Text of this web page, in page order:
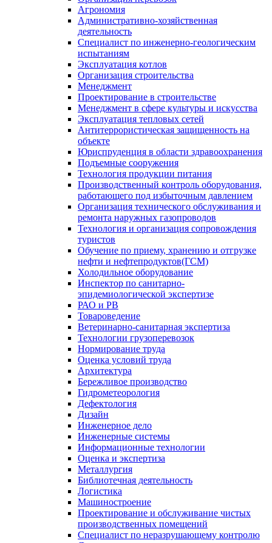
Агрономия
Административно-хозяйственная
деятельность
Специалист по инженерно-геологическим
испытаниям
Эксплуатация котлов
Организация строительства
Менеджмент
Проектирование в строительстве
Менеджмент в сфере культуры и искусства
Эксплуатация тепловых сетей
Антитеррористическая защищенность на
объекте
Юриспруденция в области здравоохранения
Подъемные сооружения
Технология продукции питания
Производственный контроль оборудования,
работающего под избыточным давлением
Организация технического обслуживания и
ремонта наружных газопроводов
Технология и организация сопровождения
туристов
Обучение по приему, хранению и отгрузке
нефти и нефтепродуктов(ГСМ)
Холодильное оборудование
Инспектор по санитарно-
эпидемиологической экспертизе
РАО и РВ
Товароведение
Ветеринарно-санитарная экспертиза
Технологии грузоперевозок
Нормирование труда
Оценка условий труда
Архитектура
Бережливое производство
Гидрометеорология
Дефектология
Дизайн
Инженерное дело
Инженерные системы
Информационные технологии
Оценка и экспертиза
Металлургия
Библиотечная деятельность
Логистика
Машиностроение
Проектирование и обслуживание чистых
производственных помещений
Специалист по неразрушающему контролю